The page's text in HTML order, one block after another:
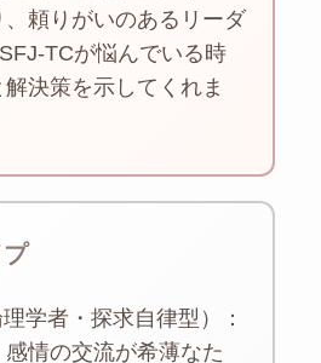
頼りがいのあるリーダ
TCが悩んでいる時
決策を示してくれま
学者・探求自律型）：
情の交流が希薄なた